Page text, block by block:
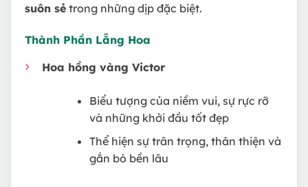
suôn sẻ trong những dịp đặc biệt.
Thành Phần Lẵng Hoa
Hoa hồng vàng Victor
Biểu tượng của niềm vui, sự rực rỡ
và những khởi đầu tốt đẹp
Thể hiện sự trân trọng, thân thiện và
gắn bó bền lâu